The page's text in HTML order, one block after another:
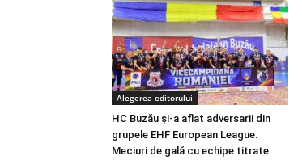
Alegerea editorului
HC Buzău și-a aflat adversarii din
grupele EHF European League.
Meciuri de gală cu echipe titrate